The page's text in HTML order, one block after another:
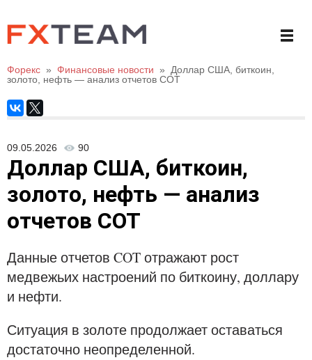
Форекс » Финансовые новости »
Доллар США, биткоин,
золото, нефть — анализ отчетов СОТ
09.05.2026 90
Доллар США, биткоин,
золото, нефть — анализ
отчетов СОТ
Данные отчетов COT отражают рост
медвежьих настроений по биткоину, доллару
и нефти.
Ситуация в золоте продолжает оставаться
достаточно неопределенной.